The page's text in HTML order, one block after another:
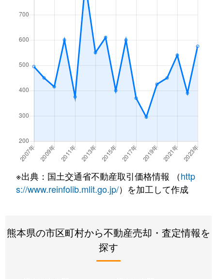
※出典：国土交通省不動産取引価格情報 （http
s://www.reinfolib.mlit.go.jp/）を加工して作成
熊本県の市区町村から不動産売却・査定情報を
探す